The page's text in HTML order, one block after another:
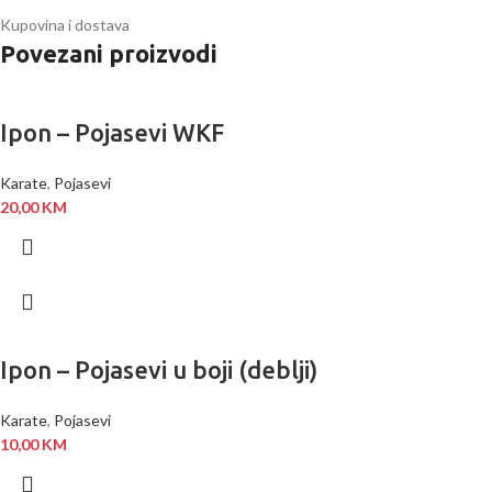
Kupovina i dostava
Povezani proizvodi
Ipon – Pojasevi WKF
Karate, Pojasevi
20,00KM
Ipon – Pojasevi u boji (deblji)
Karate, Pojasevi
10,00KM